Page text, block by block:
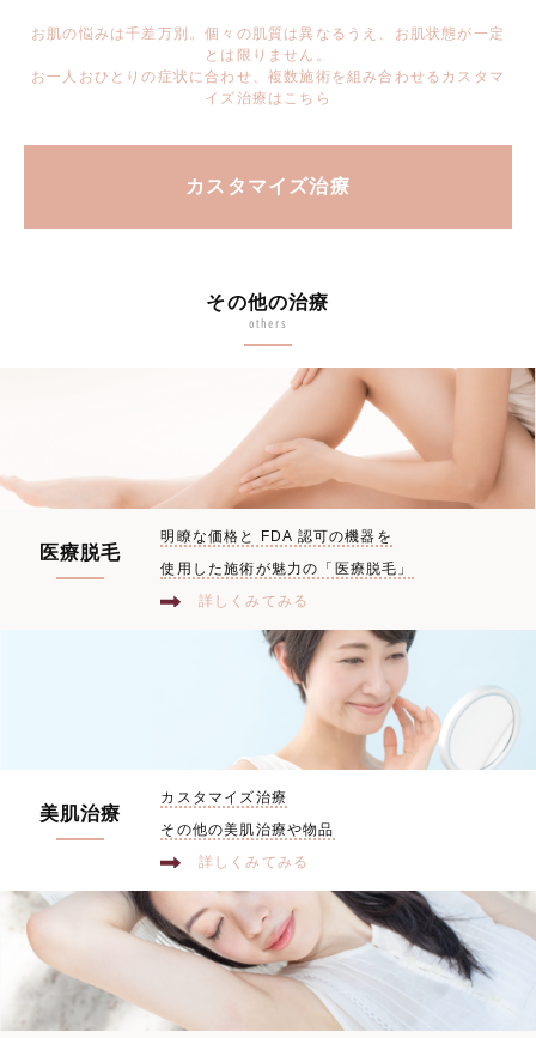
お肌の悩みは千差万別。個々の肌質は異なるうえ、お肌状態が一定
とは限りません。
お一人おひとりの症状に合わせ、複数施術を組み合わせるカスタマ
イズ治療はこちら
カスタマイズ治療
その他の治療
others
医療脱毛
明瞭な価格と FDA 認可の機器を
使用した施術が魅力の「医療脱毛」
詳しくみてみる
美肌治療
カスタマイズ治療
その他の美肌治療や物品
詳しくみてみる